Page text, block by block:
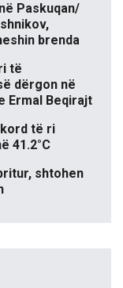
Paskuqan/
brenda
të
dërgon në
Ermal Beqirajt
të ri
41.2°C
shtohen